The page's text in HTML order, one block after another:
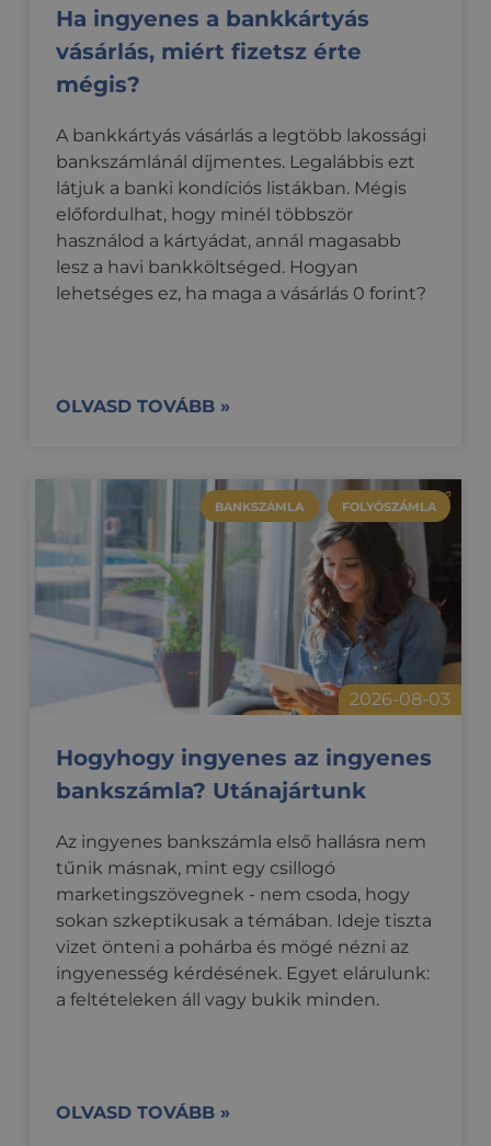
Ha ingyenes a bankkártyás
vásárlás, miért fizetsz érte
mégis?
A bankkártyás vásárlás a legtöbb lakossági
bankszámlánál díjmentes. Legalábbis ezt
látjuk a banki kondíciós listákban. Mégis
előfordulhat, hogy minél többször
használod a kártyádat, annál magasabb
lesz a havi bankköltséged. Hogyan
lehetséges ez, ha maga a vásárlás 0 forint?
OLVASD TOVÁBB »
BANKSZÁMLA FOLYÓSZÁMLA
2026-08-03
Hogyhogy ingyenes az ingyenes
bankszámla? Utánajártunk
Az ingyenes bankszámla első hallásra nem
tűnik másnak, mint egy csillogó
marketingszövegnek - nem csoda, hogy
sokan szkeptikusak a témában. Ideje tiszta
vizet önteni a pohárba és mögé nézni az
ingyenesség kérdésének. Egyet elárulunk:
a feltételeken áll vagy bukik minden.
OLVASD TOVÁBB »